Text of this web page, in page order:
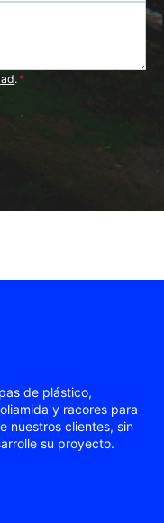
. *
de plástico,
y racores para
nuestros clientes, sin
su proyecto.